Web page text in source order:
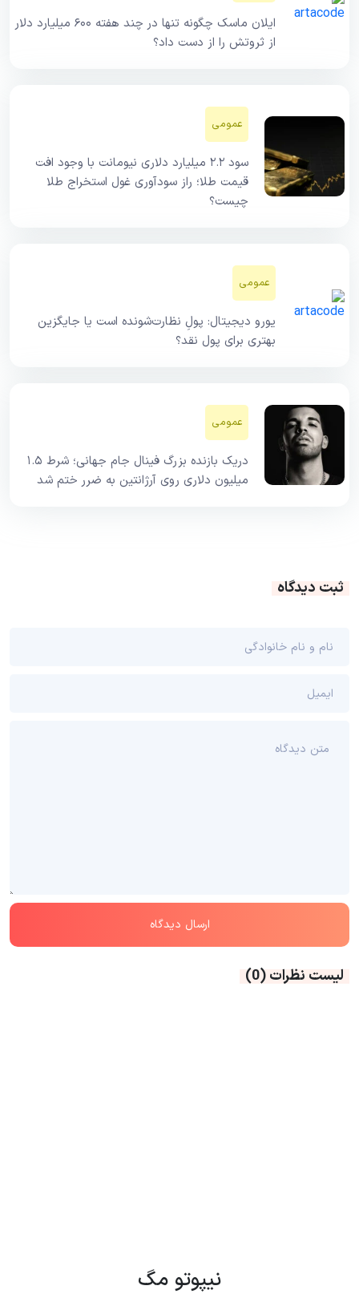
ایلان ماسک چگونه تنها در چند هفته ۶۰۰ میلیارد دلار
از ثروتش را از دست داد؟
عمومی
سود ۲.۲ میلیارد دلاری نیومانت با وجود افت
قیمت طلا؛ راز سودآوری غول استخراج طلا
چیست؟
عمومی
یورو دیجیتال: پولِ نظارت‌شونده است یا جایگزین
بهتری برای پول نقد؟
عمومی
دریک بازنده بزرگ فینال جام جهانی؛ شرط ۱.۵
میلیون دلاری روی آرژانتین به ضرر ختم شد
ثبت دیدگاه
لیست نظرات(0)
نیپوتو مگ